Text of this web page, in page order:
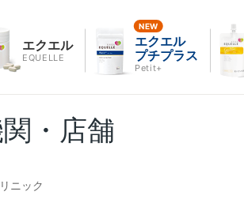
エクエル
EQUELLE
エクエル
プチプラス
Petit+
・店舗
ニック